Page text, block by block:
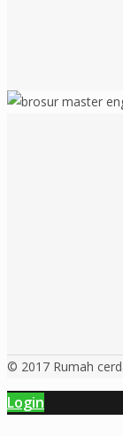
© 2017 Rumah
Login